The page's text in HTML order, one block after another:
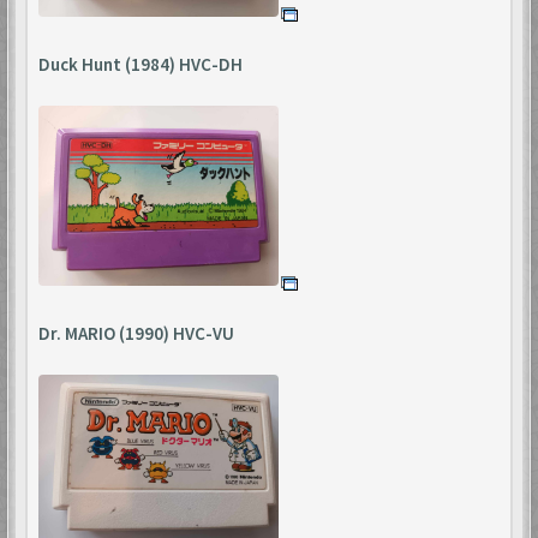
Duck Hunt (1984) HVC-DH
Dr. MARIO (1990) HVC-VU